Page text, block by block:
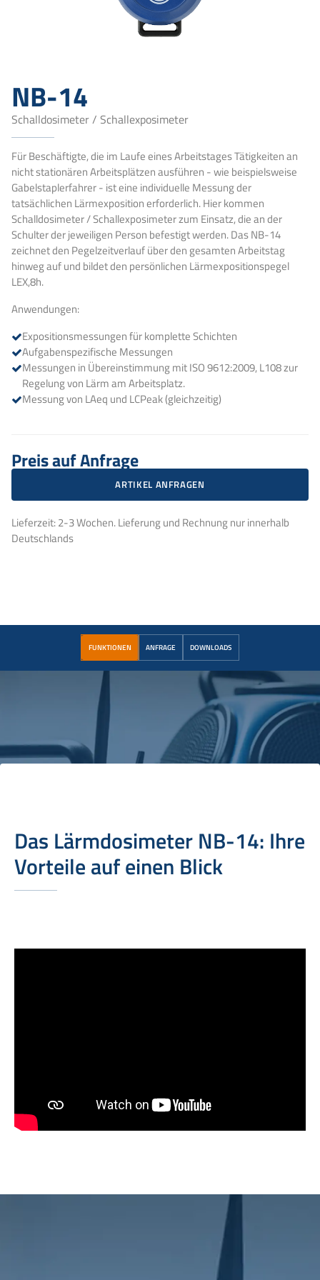
NB-14
Schalldosimeter / Schallexposimeter
Für Beschäftigte, die im Laufe eines Arbeitstages Tätigkeiten an
nicht stationären Arbeitsplätzen ausführen - wie beispielsweise
Gabelstaplerfahrer - ist eine individuelle Messung der
tatsächlichen Lärmexposition erforderlich. Hier kommen
Schalldosimeter / Schallexposimeter zum Einsatz, die an der
Schulter der jeweiligen Person befestigt werden. Das NB-14
zeichnet den Pegelzeitverlauf über den gesamten Arbeitstag
hinweg auf und bildet den persönlichen Lärmexpositionspegel
LEX,8h.
Anwendungen:
Expositionsmessungen für komplette Schichten
Aufgabenspezifische Messungen
Messungen in Übereinstimmung mit ISO 9612:2009, L108 zur
Regelung von Lärm am Arbeitsplatz.
Messung von LAeq und LCPeak (gleichzeitig)
Preis auf Anfrage
ARTIKEL ANFRAGEN
Lieferzeit: 2-3 Wochen. Lieferung und Rechnung nur innerhalb
Deutschlands
FUNKTIONEN ANFRAGE DOWNLOADS
Das Lärmdosimeter NB-14: Ihre
Vorteile auf einen Blick